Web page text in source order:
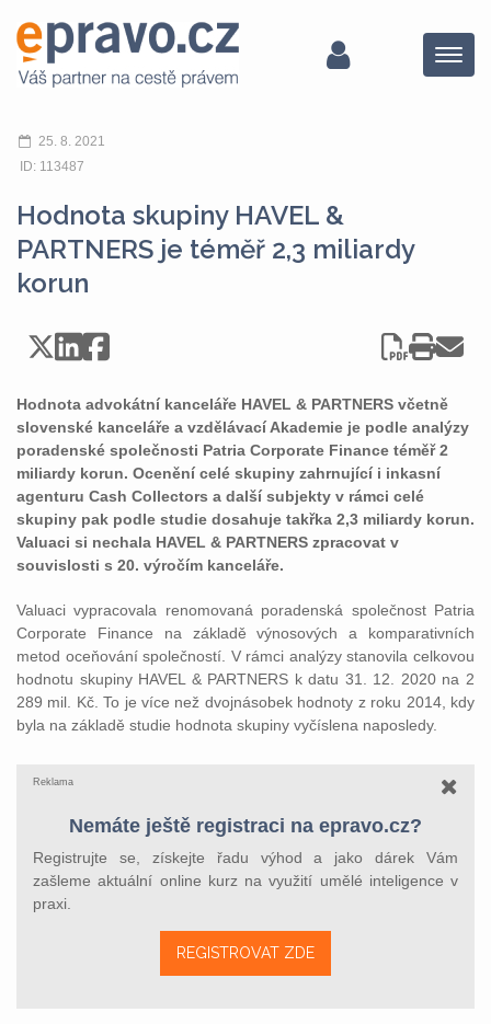
Menu
25. 8. 2021
ID: 113487
Hodnota skupiny HAVEL &
PARTNERS je téměř 2,3 miliardy
korun
Hodnota advokátní kanceláře HAVEL & PARTNERS včetně
slovenské kanceláře a vzdělávací Akademie je podle analýzy
poradenské společnosti Patria Corporate Finance téměř 2
miliardy korun. Ocenění celé skupiny zahrnující i inkasní
agenturu Cash Collectors a další subjekty v rámci celé
skupiny pak podle studie dosahuje takřka 2,3 miliardy korun.
Valuaci si nechala HAVEL & PARTNERS zpracovat v
souvislosti s 20. výročím kanceláře.
Valuaci vypracovala renomovaná poradenská společnost Patria
Corporate Finance na základě výnosových a komparativních
metod oceňování společností. V rámci analýzy stanovila celkovou
hodnotu skupiny HAVEL & PARTNERS k datu 31. 12. 2020 na 2
289 mil. Kč. To je více než dvojnásobek hodnoty z roku 2014, kdy
byla na základě studie hodnota skupiny vyčíslena naposledy.
Reklama
Nemáte ještě registraci na epravo.cz?
Registrujte se, získejte řadu výhod a jako dárek Vám
zašleme aktuální online kurz na využití umělé inteligence v
praxi.
REGISTROVAT ZDE